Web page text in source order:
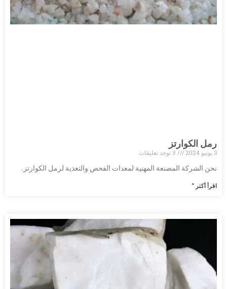
رمل الكوارتز
3 يونيو 2024
لا توجد تعليقات
نحن الشركة المصنعة المهنية لمعدات الفحص والتغذية لرمل الكوارتز.
اقرأ أكثر "